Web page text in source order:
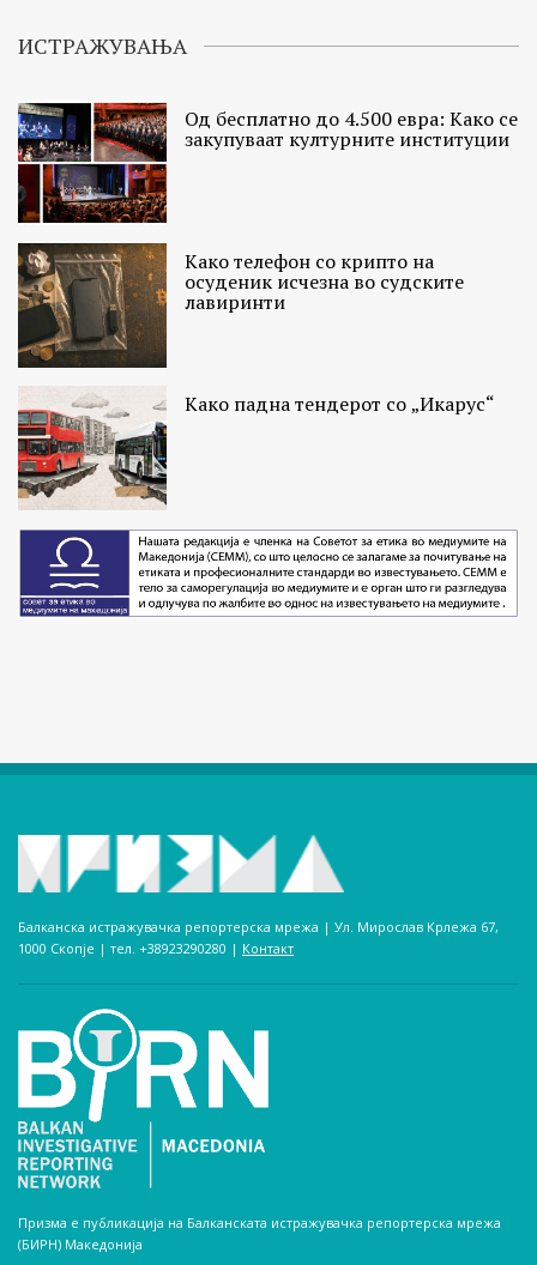
ИСТРАЖУВАЊА
Од бесплатно до 4.500 евра: Како се
закупуваат културните институции
Како телефон со крипто на
осуденик исчезна во судските
лавиринти
Како падна тендерот со „Икарус“
Балканска истражувачка репортерска мрежа | Ул. Мирослав Крлежа 67,
1000 Скопје | тел. +38923290280­ | Контакт
Призма е публикација на Балканската истражувачка репортерска мрежа
(БИРН) Македонија